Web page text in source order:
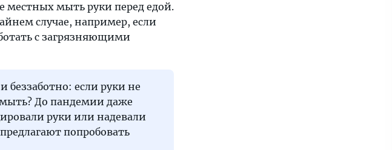
местных мыть руки перед едой.
случае, например, если
с загрязняющими
беззаботно: если руки не
До пандемии даже
руки или надевали
попробовать